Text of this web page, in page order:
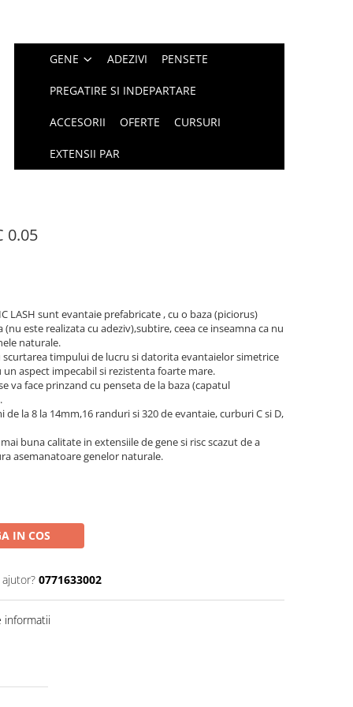
GENE ADEZIVI PENSETE
PREGATIRE SI INDEPARTARE
ACCESORII OFERTE CURSURI
EXTENSII PAR
0.05
LASH sunt evantaie prefabricate , cu o baza (piciorus)
este realizata cu adeziv),subtire, ceea ce inseamna ca nu
naturale.
scurtarea timpului de lucru si datorita evantaielor simetrice
aspect impecabil si rezistenta foarte mare.
va face prinzand cu penseta de la baza (capatul
la 8 la 14mm,16 randuri si 320 de evantaie, curburi C si D,
buna calitate in extensiile de gene si risc scazut de a
asemanatoare genelor naturale.
IN COS
0771633002
informatii